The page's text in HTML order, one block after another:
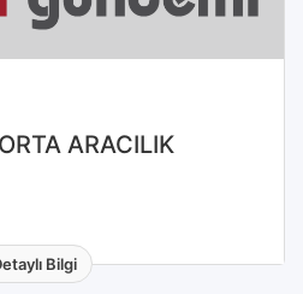
Bilgi
ARACILIK